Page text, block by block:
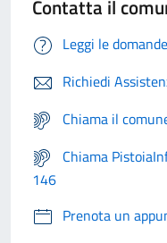
Contatta il
Leggi le
Richiedi
Chiama il
Chiama
146
Prenota un